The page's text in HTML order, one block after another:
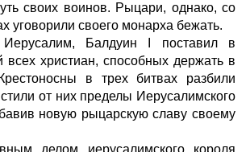
своих воинов. Рыцари, однако, со
уговорили своего монарха бежать.
Балдуин I поставил в
всех христиан, способных держать в
в трех битвах разбили
от них пределы Иерусалимского
новую рыцарскую славу своему
делом иерусалимского короля